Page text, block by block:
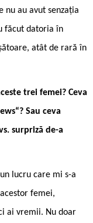
nu au avut senzația
făcut datoria în
atât de rară în
trei femei? Ceva
Sau ceva
surpriză de-a
lucru care mi s-a
femei,
ai vremii. Nu doar